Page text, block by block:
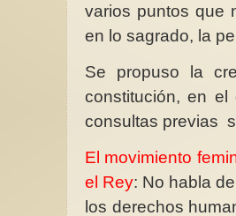
varios puntos que
en lo sagrado, la
Se propuso la
constitución, en
consultas previas
El movimiento
el Rey: No habla
los derechos